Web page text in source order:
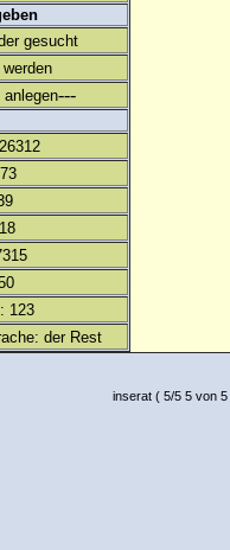
gesucht
---
123
der Rest
inserat( 5/5 5 von 5